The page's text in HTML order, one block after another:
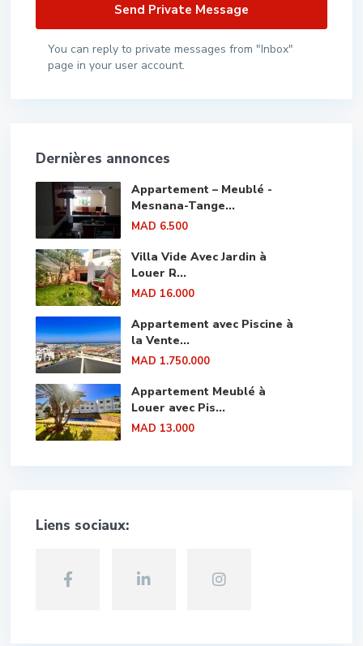
You can reply to private messages from "Inbox"
page in your user account.
Dernières annonces
Appartement – Meublé -
Mesnana-Tange...
MAD 6.500
Villa Vide Avec Jardin à
Louer R...
MAD 16.000
Appartement avec Piscine à
la Vente...
MAD 1.750.000
Appartement Meublé à
Louer avec Pis...
MAD 13.000
Liens sociaux: